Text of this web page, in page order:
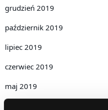
grudzień 2019
październik 2019
lipiec 2019
czerwiec 2019
maj 2019